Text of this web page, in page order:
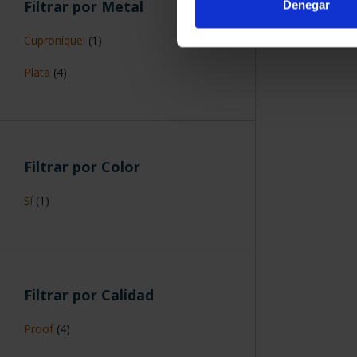
Denegar
Filtrar por Metal
Cuproníquel (1)
Plata (4)
Filtrar por Color
Sí (1)
Filtrar por Calidad
Proof (4)